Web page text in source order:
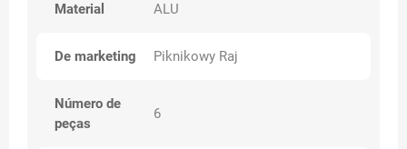
Material ALU
De marketing Piknikowy Raj
Número de
peças
6